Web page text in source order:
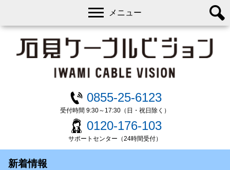
0855-25-6123
受付時間 9:30～17:30（日・祝日除く）
0120-176-103
サポートセンター（24時間受付）
メニュー
新着情報